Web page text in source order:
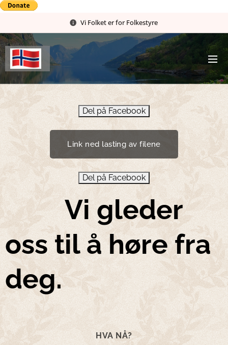
Vi Folket er for Folkestyre
Del på Facebook
Link ned lasting av filene
Del på Facebook
Vi gleder
oss til å høre fra
deg.
HVA NÅ?